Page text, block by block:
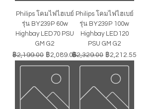
Philips โคมไฟไฮเบย์
รุ่น BY239P 60w
Highbay LED70 PSU
GM G2
ราคาปกติ
฿2,199.00 ราคาขายลด
฿2,089.05
Philips โคมไฟไฮเบย์
รุ่น BY239P 100w
Highbay LED120
PSU GM G2
ราคาปกติ
฿2,329.00 ราคาขายลด
฿2,212.55